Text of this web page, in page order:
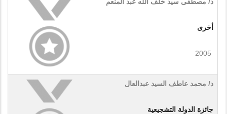
أخرى
د/ محمد عاطف السيد عبدالعال
جائزة الدولة التشجيعية